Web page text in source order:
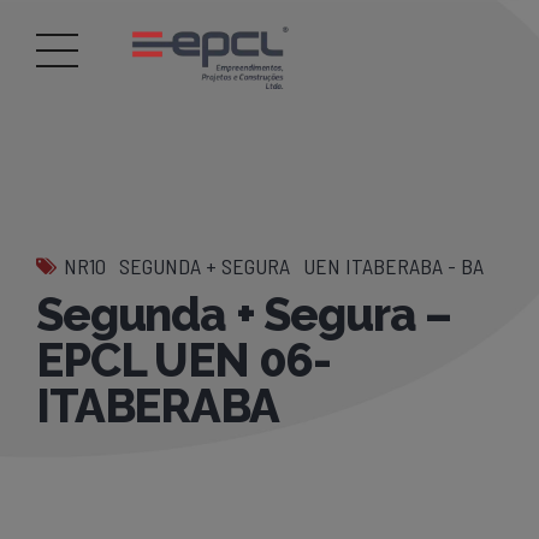
NR10 SEGUNDA + SEGURA UEN ITABERABA - BA
Segunda + Segura –
EPCL UEN 06-
ITABERABA